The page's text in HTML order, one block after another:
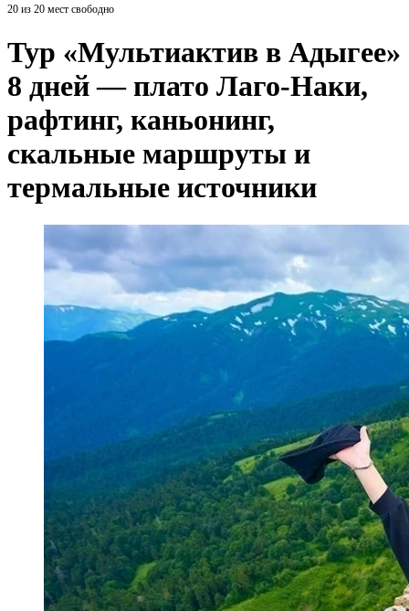
20 из 20 мест свободно
Тур «Мультиактив в Адыгее»
8 дней — плато Лаго-Наки,
рафтинг, каньонинг,
скальные маршруты и
термальные источники